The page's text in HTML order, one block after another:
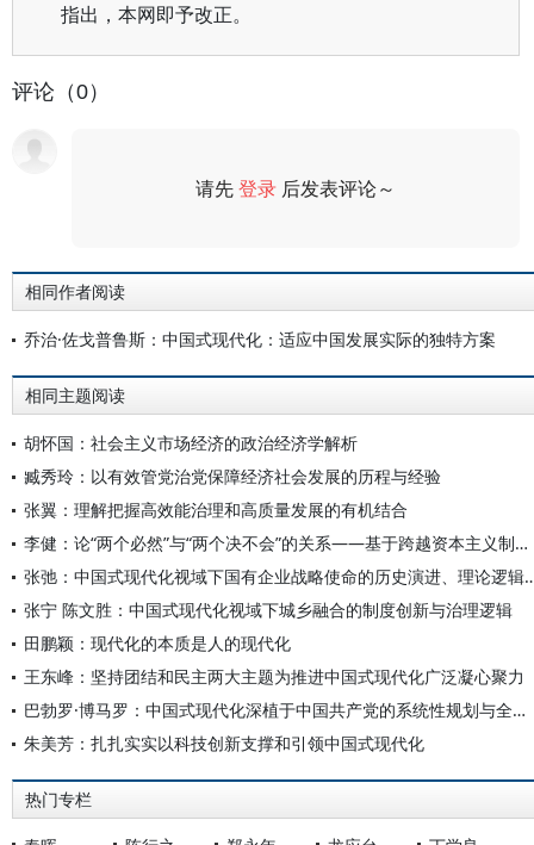
指出，本网即予改正。
评论（0）
请先登录 后发表评论～
相同作者阅读
乔治·佐戈普鲁斯：中国式现代化：适应中国发展实际的独特方案
相同主题阅读
胡怀国：社会主义市场经济的政治经济学解析
臧秀玲：以有效管党治党保障经济社会发展的历程与经验
张翼：理解把握高效能治理和高质量发展的有机结合
李健：论“两个必然”与“两个决不会”的关系——基于跨越资本主义制度“卡夫丁峡谷”设想的反思
张弛：中国式现代化视域下国有
张宁 陈文胜：中国式现代化视域下城乡融合的制度创新与治理逻辑
田鹏颖：现代化的本质是人的现代化
王东峰：坚持团结和民主两大主题为推进中国式现代化广泛凝心聚力
巴勃罗·博马罗：中国式现代化深植于中国共产党的系统性规划与全方位治理实践
朱美芳：扎扎实实以科技创新支撑和引领中国式现代化
热门专栏